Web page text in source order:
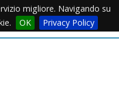
migliore. Navigando su
OK Privacy PolicyMenu